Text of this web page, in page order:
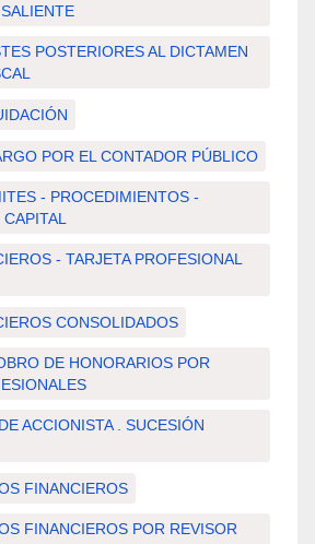
POSTERIORES AL DICTAMEN
POR EL CONTADOR PÚBLICO
- PROCEDIMIENTOS -
- TARJETA PROFESIONAL
CONSOLIDADOS
DE HONORARIOS POR
ACCIONISTA . SUCESIÓN
FINANCIEROS
FINANCIEROS POR REVISOR